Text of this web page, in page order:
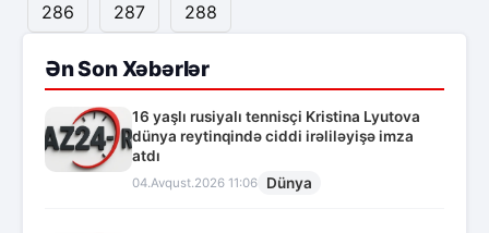
286
287 288
Ən Son Xəbərlər
16 yaşlı rusiyalı tennisçi Kristina Lyutova
dünya reytinqində ciddi irəliləyişə imza
atdı
04.Avqust.2026 11:06 Dünya